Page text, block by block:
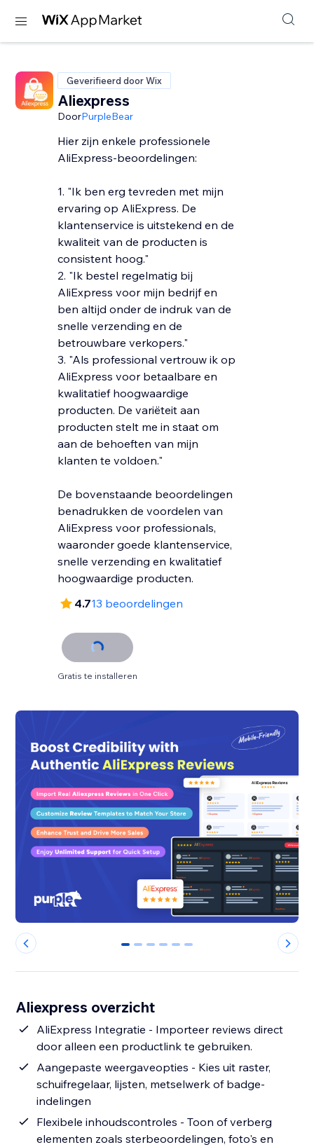
Geverifieerd door Wix
Aliexpress
DoorPurpleBear
Hier zijn enkele professionele
AliExpress-beoordelingen:
1. "Ik ben erg tevreden met mijn
ervaring op AliExpress. De
klantenservice is uitstekend en de
kwaliteit van de producten is
consistent hoog."
2. "Ik bestel regelmatig bij
AliExpress voor mijn bedrijf en
ben altijd onder de indruk van de
snelle verzending en de
betrouwbare verkopers."
3. "Als professional vertrouw ik op
AliExpress voor betaalbare en
kwalitatief hoogwaardige
producten. De variëteit aan
producten stelt me in staat om
aan de behoeften van mijn
klanten te voldoen."
De bovenstaande beoordelingen
benadrukken de voordelen van
AliExpress voor professionals,
waaronder goede klantenservice,
snelle verzending en kwalitatief
hoogwaardige producten.
4.713 beoordelingen
Gratis te installeren
0 1 2 3 4 5
Aliexpress overzicht
AliExpress Integratie - Importeer reviews direct
door alleen een productlink te gebruiken.
Aangepaste weergaveopties - Kies uit raster,
schuifregelaar, lijsten, metselwerk of badge-
indelingen
Flexibele inhoudscontroles - Toon of verberg
elementen zoals sterbeoordelingen, foto's en